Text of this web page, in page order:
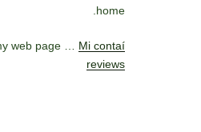
home.
web page … Mi contaí
reviews